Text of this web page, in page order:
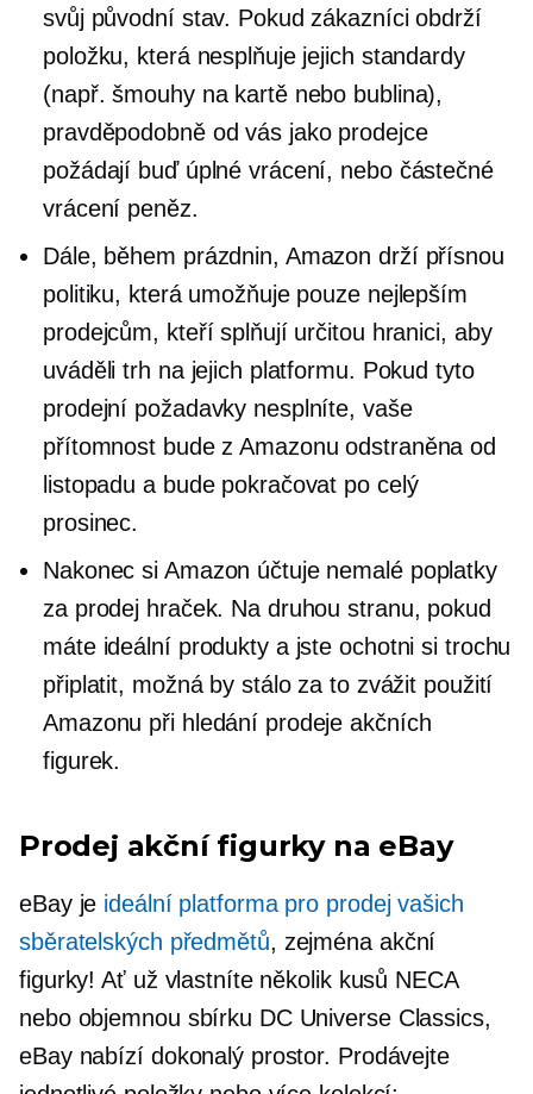
svůj původní stav. Pokud zákazníci obdrží
položku, která nesplňuje jejich standardy
(např. šmouhy na kartě nebo bublina),
pravděpodobně od vás jako prodejce
požádají buď úplné vrácení, nebo částečné
vrácení peněz.
Dále, během prázdnin, Amazon drží přísnou
politiku, která umožňuje pouze nejlepším
prodejcům, kteří splňují určitou hranici, aby
uváděli trh na jejich platformu. Pokud tyto
prodejní požadavky nesplníte, vaše
přítomnost bude z Amazonu odstraněna od
listopadu a bude pokračovat po celý
prosinec.
Nakonec si Amazon účtuje nemalé poplatky
za prodej hraček. Na druhou stranu, pokud
máte ideální produkty a jste ochotni si trochu
připlatit, možná by stálo za to zvážit použití
Amazonu při hledání prodeje akčních
figurek.
Prodej akční figurky na eBay
eBay je ideální platforma pro prodej vašich
sběratelských předmětů, zejména akční
figurky! Ať už vlastníte několik kusů NECA
nebo objemnou sbírku DC Universe Classics,
eBay nabízí dokonalý prostor. Prodávejte